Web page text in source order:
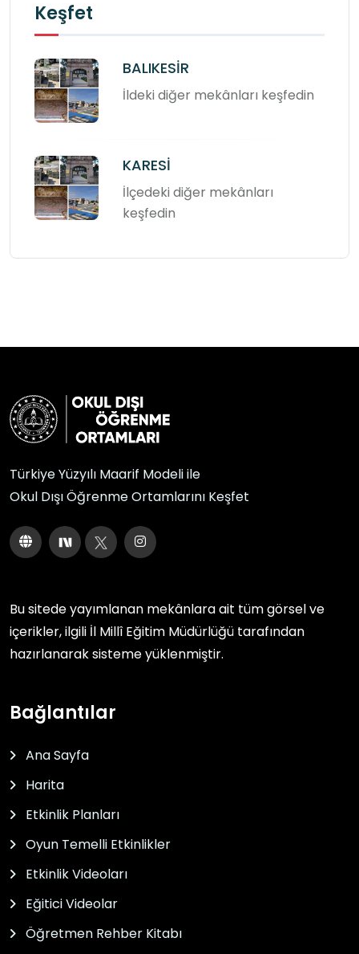
Keşfet
BALIKESİR
İldeki diğer mekânları keşfedin
KARESİ
İlçedeki diğer mekânları
keşfedin
Türkiye Yüzyılı Maarif Modeli ile
Okul Dışı Öğrenme Ortamlarını Keşfet
Bu sitede yayımlanan mekânlara ait tüm görsel ve
içerikler, ilgili İl Millî Eğitim Müdürlüğü tarafından
hazırlanarak sisteme yüklenmiştir.
Bağlantılar
Ana Sayfa
Harita
Etkinlik Planları
Oyun Temelli Etkinlikler
Etkinlik Videoları
Eğitici Videolar
Öğretmen Rehber Kitabı